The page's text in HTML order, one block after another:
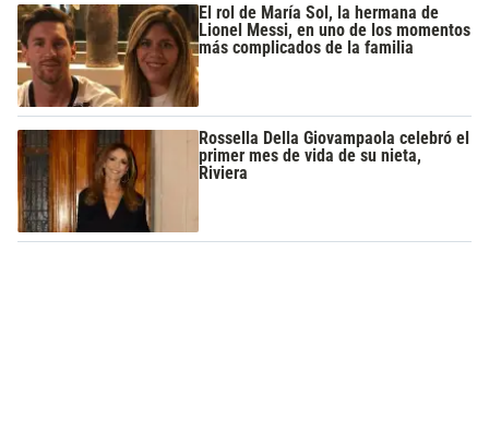
El rol de María Sol, la hermana de
Lionel Messi, en uno de los momentos
más complicados de la familia
Rossella Della Giovampaola celebró el
primer mes de vida de su nieta,
Riviera